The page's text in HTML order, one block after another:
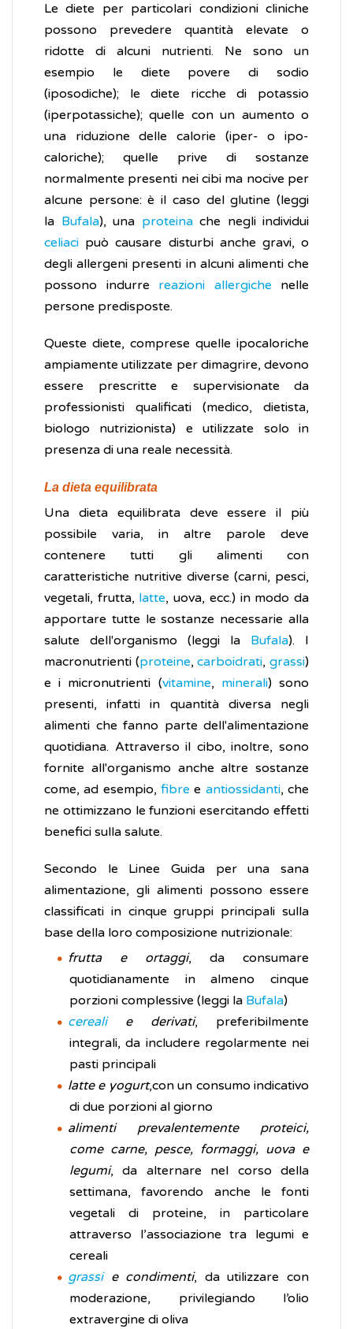
Le diete per particolari condizioni cliniche
possono prevedere quantità elevate o
ridotte di alcuni nutrienti. Ne sono un
esempio le diete povere di sodio
(iposodiche); le diete ricche di potassio
(iperpotassiche); quelle con un aumento o
una riduzione delle calorie (iper- o ipo-
caloriche); quelle prive di sostanze
normalmente presenti nei cibi ma nocive per
alcune persone: è il caso del glutine (leggi
la Bufala), una proteinache negli individui
celiaci può causare disturbi anche gravi, o
degli allergeni presenti in alcuni alimenti che
possono indurre reazioni allergiche nelle
persone predisposte.
Queste diete, comprese quelle ipocaloriche
ampiamente utilizzate per dimagrire, devono
essere prescritte e supervisionate da
professionisti qualificati (medico, dietista,
biologo nutrizionista) e utilizzate solo in
presenza di una reale necessità.
La dieta equilibrata
Una dieta equilibrata deve essere il più
possibile varia, in altre parole deve
contenere tutti gli alimenti con
caratteristiche nutritive diverse (carni, pesci,
vegetali, frutta, latte, uova, ecc.) in modo da
apportare tutte le sostanze necessarie alla
salute dell'organismo (leggi la Bufala). I
macronutrienti (proteine,carboidrati,grassi)
e i micronutrienti (vitamine, minerali) sono
presenti, infatti in quantità diversa negli
alimenti che fanno parte dell'alimentazione
quotidiana. Attraverso il cibo, inoltre, sono
fornite all'organismo anche altre sostanze
come, ad esempio, fibre e antiossidanti, che
ne ottimizzano le funzioni esercitando effetti
benefici sulla salute.
Secondo le Linee Guida per una sana
alimentazione, gli alimenti possono essere
classificati in cinque gruppi principali sulla
base della loro composizione nutrizionale:
frutta e ortaggi, da consumare
quotidianamente in almeno cinque
porzioni complessive (leggi la Bufala)
cerealie derivati, preferibilmente
integrali, da includere regolarmente nei
pasti principali
latte e yogurt,con un consumo indicativo
di due porzioni al giorno
alimenti prevalentemente proteici,
come carne, pesce, formaggi, uova e
legumi, da alternare nel corso della
settimana, favorendo anche le fonti
vegetali di proteine, in particolare
attraverso l’associazione tra legumi e
cereali
grassie condimenti, da utilizzare con
moderazione, privilegiando l’olio
extravergine di oliva